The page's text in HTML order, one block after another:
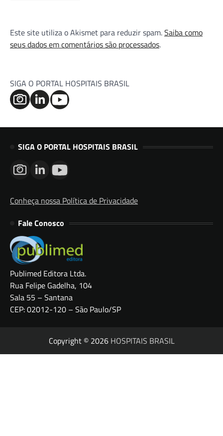
Este site utiliza o Akismet para reduzir spam.Saiba como
seus dados em comentários são processados.
SIGA O PORTAL HOSPITAIS BRASIL
SIGA O PORTAL HOSPITAIS BRASIL
Conheça nossa Política de Privacidade
Fale Conosco
Publimed Editora Ltda.
Rua Felipe Gadelha, 104
Sala 55 – Santana
CEP: 02012-120 – São Paulo/SP
Copyright © 2026 HOSPITAIS BRASIL